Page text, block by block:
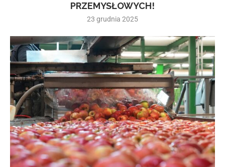
PRZEMYSŁOWYCH!
23 grudnia 2025